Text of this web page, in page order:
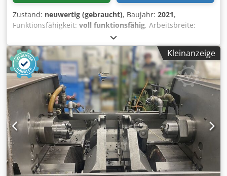
Zustand: neuwertig (gebraucht), Baujahr: 2021,
Funktionsfähigkeit: voll funktionsfähig, Arbeitsbreite:
, Schweißleistung (max.):
Drahtdurchmesser (max.):6 mm, Art des Eingangsstroms:
Drehstrom
, MG950 Gitterbreite (Querdrahtlänge) für
unteren Einwurf, 1-bahnig 200 – 900 mm für oberen
Einwurf, 1-bahnig 200 – 1700 mm für oberen Einwurf, 2-
bahnig (nutzbare Breite) max. 1530 mm Gitterlänge max.
3200 mm min. 350* mm Abstand der äussersten
Längsdrähte max. 1600 mm Längsdraht-Teilung min. 20
mm Querdraht-Teilung min. 10 mm stufenlos
programmierbar Lichte–Weite Längsdraht min. 15 mm
Lichte–Weite Querdraht min. 8 mm Längsdraht-
Durchmesser 2.0 – 6.0 mm Cjdpfx Aheym An Aoljrf
Querdraht-Durchmesser für unteren Einwurf 1.5 – 4.0 mm
für oberen Einwurf 2.0 – 6.0 mm Längsdraht-Überstand
Kleinanzeige